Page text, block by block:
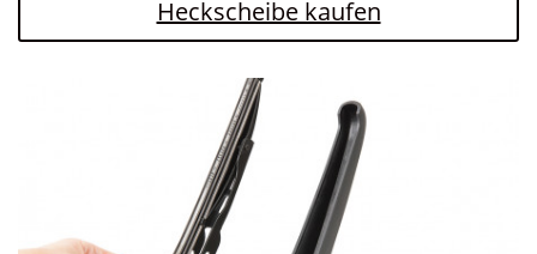
Heckscheibe kaufen